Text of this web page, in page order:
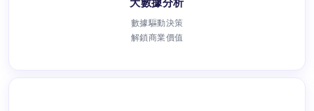
大數據分析
數據驅動決策
解鎖商業價值